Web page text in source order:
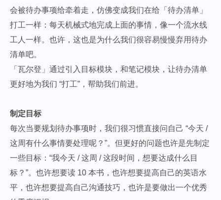
会被待办事项给牵着走，仿佛变成我们在给「待办清单」
打工一样：每天机械式地完成上面的事情，像一个流水线
工人一样。也许，这也是为什么我们很容易慢慢弃用待办
清单吧。
「瓦尔登」通过引入目标模块，和笔记模块，让待办清单
更好地为我们 “打工”，帮助我们前进。
制定目标
每次当要规划待办事项时，我们很习惯直接问自己 “今天 /
这周有什么事情要处理呢？”。但更好的问题也许是先制定
一些目标：“我今天 / 这周 / 这段时间，想要达成什么目
标？”。也许想要读 10 本书，也许想要提高自己的英语水
平，也许想要提高自己沟通技巧，也许是要做出一个优秀